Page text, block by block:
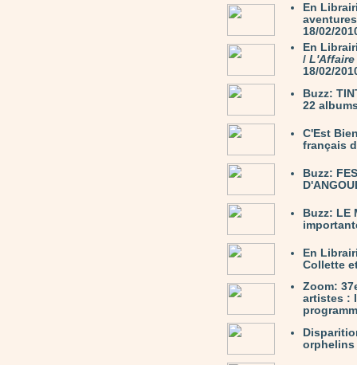
En
18/02/
En
/ L'Affaire
18/02/
Buzz:
22
C'Est
français
Buzz:
Buzz: LE
En
Collette
Zoom:
artistes :
orphelins